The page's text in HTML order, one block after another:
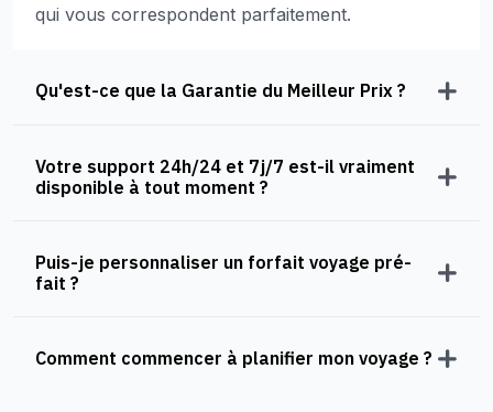
qui vous correspondent parfaitement.
Qu'est-ce que la Garantie du Meilleur Prix ?
Votre support 24h/24 et 7j/7 est-il vraiment
disponible à tout moment ?
Puis-je personnaliser un forfait voyage pré-
fait ?
Comment commencer à planifier mon voyage ?